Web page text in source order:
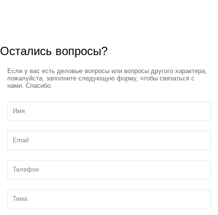
Остались вопросы?
Если у вас есть деловые вопросы или вопросы другого характера,
пожалуйста, заполните следующую форму, чтобы связаться с
нами. Спасибо.